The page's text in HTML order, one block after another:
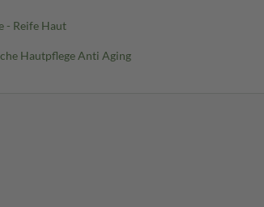
- Reife Haut
Hautpflege Anti Aging